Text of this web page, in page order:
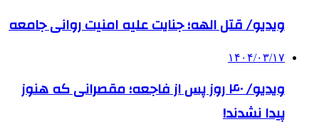
ویدیو/ قتل الهه؛ جنایت علیه امنیت روانی جامعه
۱۴۰۴/۰۳/۱۷
ویدیو/ ۴۰ روز پس از فاجعه؛ مقصرانی که هنوز
پیدا نشدند!